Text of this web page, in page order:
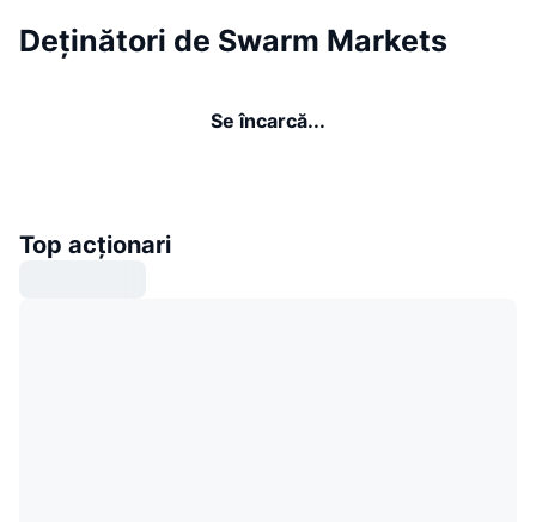
Deținători de Swarm Markets
Se încarcă...
Top acționari